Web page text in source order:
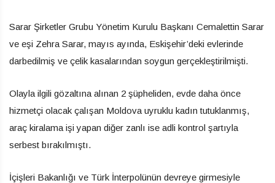
Sarar Şirketler Grubu Yönetim Kurulu Başkanı Cemalettin Sarar
ve eşi Zehra Sarar, mayıs ayında, Eskişehir’deki evlerinde
darbedilmiş ve çelik kasalarından soygun gerçekleştirilmişti.
Olayla ilgili gözaltına alınan 2 şüpheliden, evde daha önce
hizmetçi olacak çalışan Moldova uyruklu kadın tutuklanmış,
araç kiralama işi yapan diğer zanlı ise adli kontrol şartıyla
serbest bırakılmıştı.
İçişleri Bakanlığı ve Türk İnterpolünün devreye girmesiyle